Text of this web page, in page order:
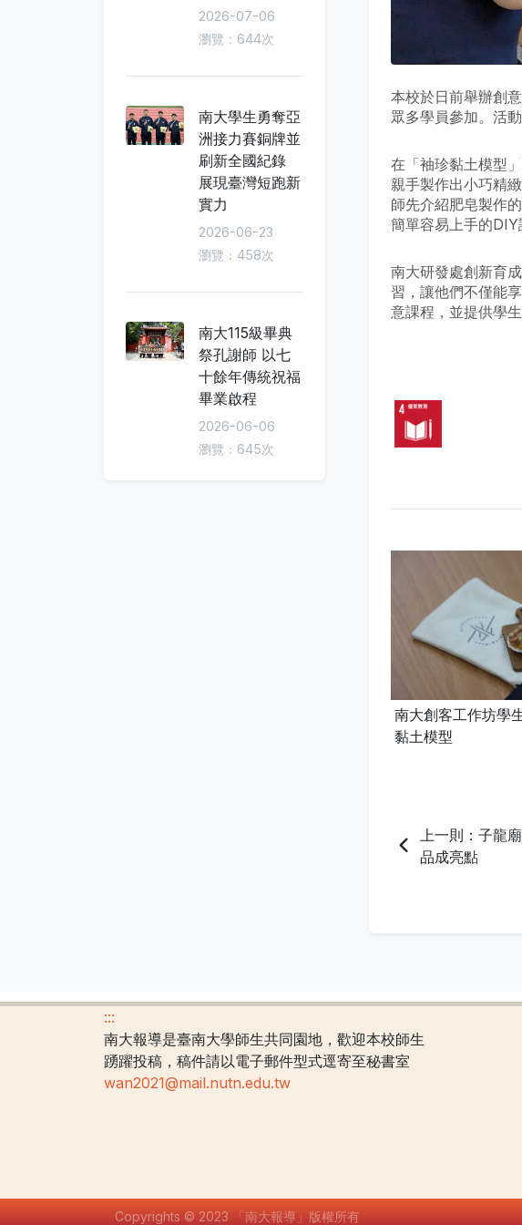
本校於日前舉辦創
眾多學員參加。活
在「袖珍黏土模型
親手製作出小巧精
師先介紹肥皂製作
簡單容易上手的DIY
南大研發處創新育
習，讓他們不僅能
意課程，並提供學
南大創客工作坊學
黏土模型
上一則：子龍
品成亮點
2026-07-06
瀏覽：644次
南大學生勇奪亞
洲接力賽銅牌並
刷新全國紀錄
展現臺灣短跑新
實力
2026-06-23
瀏覽：458次
南大115級畢典
祭孔謝師 以七
十餘年傳統祝福
畢業啟程
2026-06-06
瀏覽：645次
:::
南大報導是臺南大學師生共同園地，歡迎本校師生
踴躍投稿，稿件請以電子郵件型式逕寄至秘書室
wan2021@mail.nutn.edu.tw
Copyrights © 2023 「南大報導」版權所有